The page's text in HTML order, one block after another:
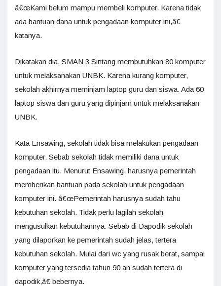
â€œKami belum mampu membeli komputer. Karena tidak
ada bantuan dana untuk pengadaan komputer ini,â€
katanya.
Dikatakan dia, SMAN 3 Sintang membutuhkan 80 komputer
untuk melaksanakan UNBK. Karena kurang komputer,
sekolah akhirnya meminjam laptop guru dan siswa. Ada 60
laptop siswa dan guru yang dipinjam untuk melaksanakan
UNBK.
Kata Ensawing, sekolah tidak bisa melakukan pengadaan
komputer. Sebab sekolah tidak memiliki dana untuk
pengadaan itu. Menurut Ensawing, harusnya pemerintah
memberikan bantuan pada sekolah untuk pengadaan
komputer ini. â€œPemerintah harusnya sudah tahu
kebutuhan sekolah. Tidak perlu lagilah sekolah
mengusulkan kebutuhannya. Sebab di Dapodik sekolah
yang dilaporkan ke pemerintah sudah jelas, tertera
kebutuhan sekolah. Mulai dari wc yang rusak berat, sampai
komputer yang tersedia tahun 90 an sudah tertera di
dapodik,â€ bebernya.